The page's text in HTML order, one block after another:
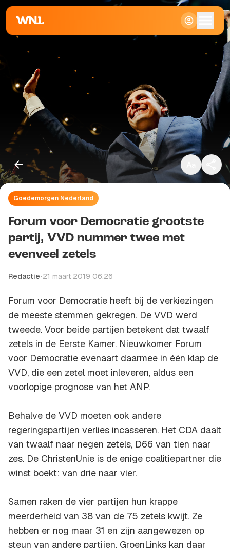
Klein
Standaard
Groot
Goedemorgen Nederland
Forum voor Democratie grootste
partij, VVD nummer twee met
evenveel zetels
Redactie•21 maart 2019 06:26
Forum voor Democratie heeft bij de verkiezingen
de meeste stemmen gekregen. De VVD werd
tweede. Voor beide partijen betekent dat twaalf
zetels in de Eerste Kamer. Nieuwkomer Forum
voor Democratie evenaart daarmee in één klap de
VVD, die een zetel moet inleveren, aldus een
voorlopige prognose van het ANP.
Behalve de VVD moeten ook andere
regeringspartijen verlies incasseren. Het CDA daalt
van twaalf naar negen zetels, D66 van tien naar
zes. De ChristenUnie is de enige coalitiepartner die
winst boekt: van drie naar vier.
Samen raken de vier partijen hun krappe
meerderheid van 38 van de 75 zetels kwijt. Ze
hebben er nog maar 31 en zijn aangewezen op
steun van andere partijen. GroenLinks kan daar